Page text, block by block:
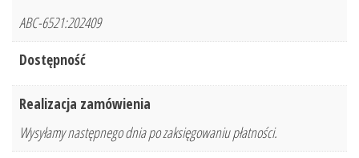
ABC-6521:202409
Dostępność
Realizacja zamówienia
Wysyłamy następnego dnia po zaksięgowaniu płatności.